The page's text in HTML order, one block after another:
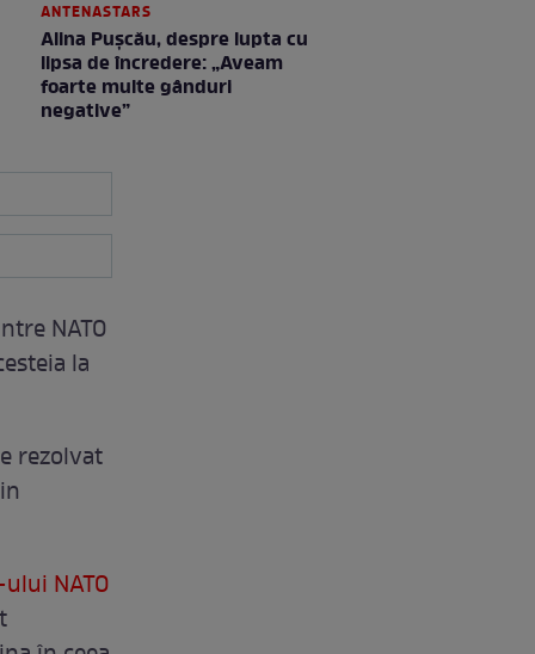
ANTENASTARS
Alina Pușcău, despre lupta cu
lipsa de încredere: „Aveam
foarte multe gânduri
negative”
NATO
la
rezolvat
NATO